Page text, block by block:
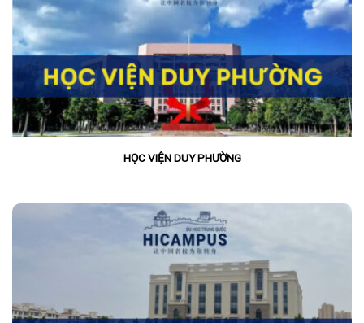
HỌC VIỆN DUY PHƯỜNG